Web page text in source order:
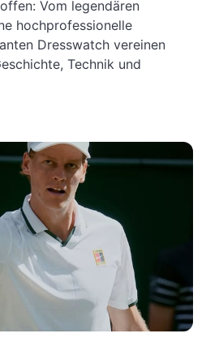
Vom legendären
hochprofessionelle
Dresswatch vereinen
Technik und